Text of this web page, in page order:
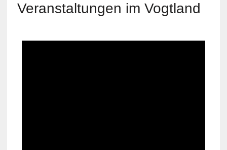
Veranstaltungen im Vogtland